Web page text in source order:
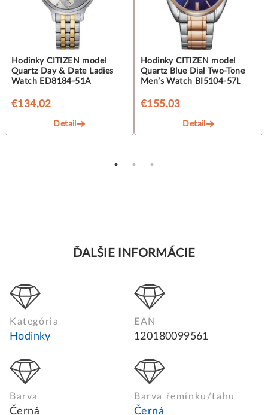
Hodinky CITIZEN model
Quartz Day & Date Ladies
Watch ED8184-51A
€134,02
Detail
Hodinky CITIZEN model
Quartz Blue Dial Two-Tone
Men’s Watch BI5104-57L
€155,03
Detail
ĎALŠIE INFORMÁCIE
Kategória
Hodinky
EAN
120180099561
Barva
Černá
Barva řemínku/tahu
Černá